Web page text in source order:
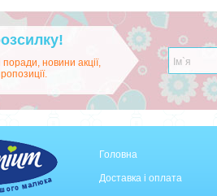
новини акції,
Головна
Доставка і оплата